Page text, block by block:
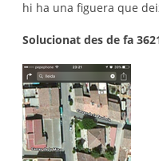
hi ha una figuera que
Solucionat des de fa